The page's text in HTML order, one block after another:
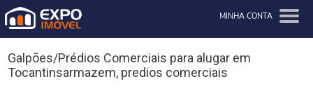
MINHA CONTA
Galpões/Prédios Comerciais para alugar em
Tocantinsarmazem, predios comerciais